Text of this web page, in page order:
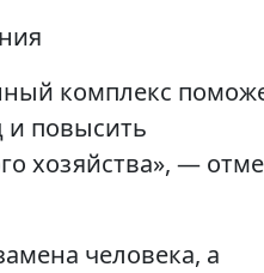
комплекс
повысить
хозяйства», —
человека, а